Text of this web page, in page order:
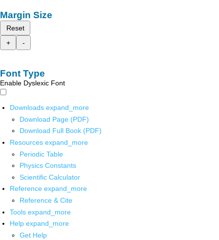
Margin Size
Reset
+
-
Font Type
Enable Dyslexic Font
Downloads expand_more
Download Page (PDF)
Download Full Book (PDF)
Resources expand_more
Periodic Table
Physics Constants
Scientific Calculator
Reference expand_more
Reference & Cite
Tools expand_more
Help expand_more
Get Help